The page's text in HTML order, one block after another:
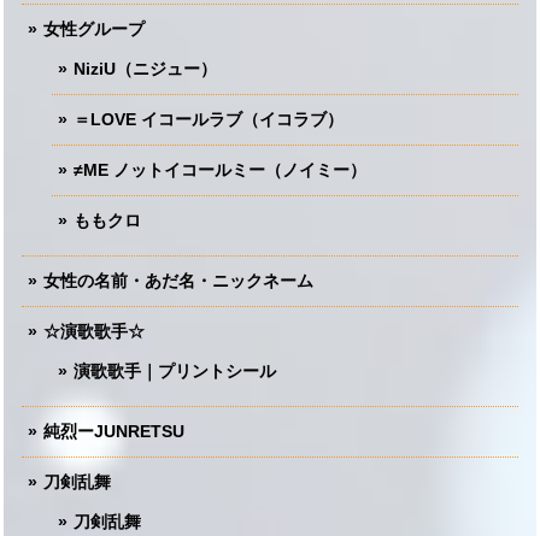
女性グループ
NiziU（ニジュー）
＝LOVE イコールラブ（イコラブ）
≠ME ノットイコールミー（ノイミー）
ももクロ
女性の名前・あだ名・ニックネーム
☆演歌歌手☆
演歌歌手｜プリントシール
純烈ーJUNRETSU
刀剣乱舞
刀剣乱舞